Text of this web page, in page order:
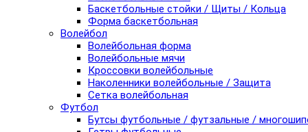
Баскетбольные стойки / Щиты / Кольца
Форма баскетбольная
Волейбол
Волейбольная форма
Волейбольные мячи
Кроссовки волейбольные
Наколенники волейбольные / Защита
Сетка волейбольная
Футбол
Бутсы футбольные / футзальные /